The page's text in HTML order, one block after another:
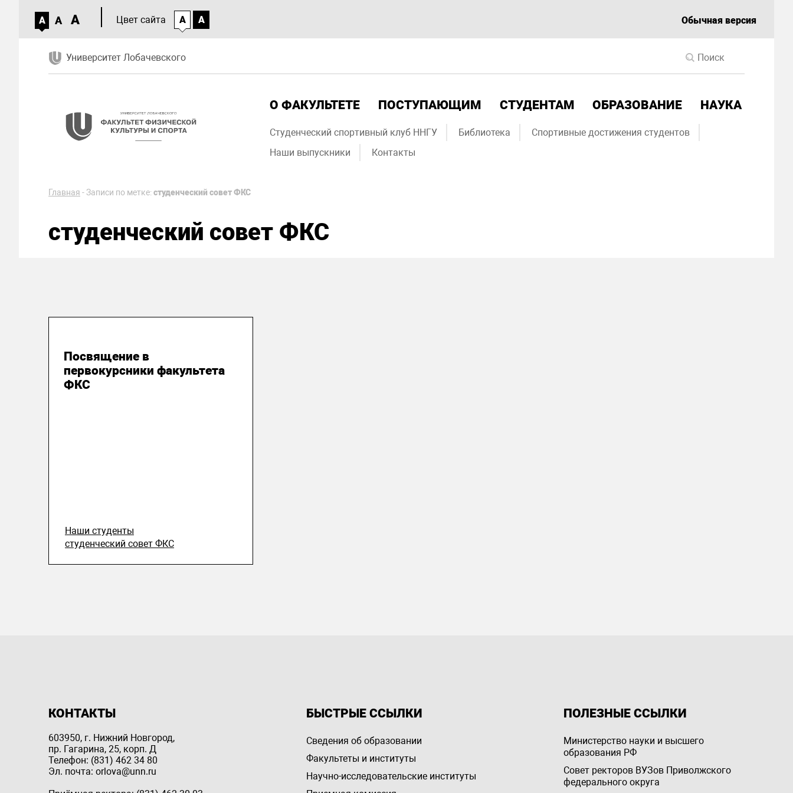
A A A Цвет сайта A A Обычная версия
Университет Лобачевского
О ФАКУЛЬТЕТЕ ПОСТУПАЮЩИМ СТУДЕНТАМ ОБРАЗОВАНИЕ НАУКА
Студенческий спортивный клуб ННГУ Библиотека
Спортивные достижения студентов
Наши выпускники
Контакты
Главная -Записи по метке: студенческий совет ФКС
студенческий совет ФКС
Посвящение в
первокурсники факультета
ФКС
Наши студенты
студенческий совет ФКС
КОНТАКТЫ
603950, г. Нижний Новгород,
пр. Гагарина, 25, корп. Д
Телефон: (831) 462 34 80
Эл. почта: orlova@unn.ru
БЫСТРЫЕ ССЫЛКИ
Сведения об образовании
Факультеты и институты
Научно-исследовательские институты
ПОЛЕЗНЫЕ ССЫЛКИ
Министерство науки и высшего
образования РФ
Совет ректоров ВУЗов Приволжского
федерального округа